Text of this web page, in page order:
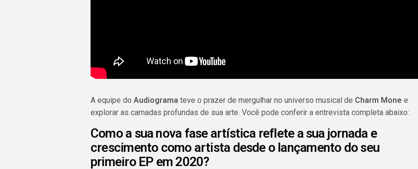
A equipe doAudiograma teve o prazer de mergulhar no universo musical de Charm Mone e
explorar as camadas profundas de sua arte. Você pode conferir a entrevista completa abaixo:
Como a sua nova fase artística reflete a sua jornada e
crescimento como artista desde o lançamento do seu
primeiro EP em 2020?